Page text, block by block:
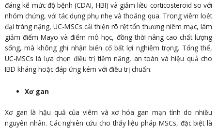
đáng kể mức độ bệnh (CDAI, HBI) và giảm liều corticosteroid so với
nhóm chứng, với tác dụng phụ nhẹ và thoáng qua. Trong viêm loét
đại tràng nặng, UC-MSCs cải thiện rõ rệt tổn thương niêm mạc, làm
giảm điểm Mayo và điểm mô học, đồng thời nâng cao chất lượng
sống, mà không ghi nhận biến cố bất lợi nghiêm trọng. Tổng thể,
UC-MSCs là lựa chọn điều trị tiềm năng, an toàn và hiệu quả cho
IBD kháng hoặc đáp ứng kém với điều trị chuẩn.
Xơ gan
Xơ gan là hậu quả của viêm và xơ hóa gan mạn tính do nhiều
nguyên nhân. Các nghiên cứu cho thấy liệu pháp MSCs, đặc biệt là